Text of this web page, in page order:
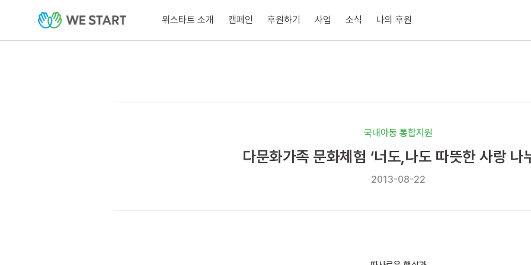
위스타트 소개 캠페인 후원하기 사업 소식 나의 후원
국내아동 통합지원
다문화가족 문화체험 ‘너도,나도 따뜻한 사랑 나
2013-08-22